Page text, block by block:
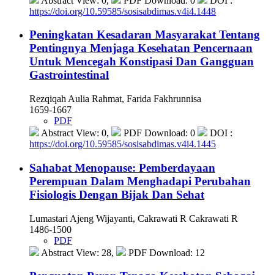
https://doi.org/10.59585/sosisabdimas.v4i4.1448
Peningkatan Kesadaran Masyarakat Tentang
Pentingnya Menjaga Kesehatan Pencernaan
Untuk Mencegah Konstipasi Dan Gangguan
Gastrointestinal
Rezqiqah Aulia Rahmat, Farida Fakhrunnisa
1659-1667
PDF
Abstract View: 0,
PDF Download: 0
DOI :
https://doi.org/10.59585/sosisabdimas.v4i4.1445
Sahabat Menopause: Pemberdayaan
Perempuan Dalam Menghadapi Perubahan
Fisiologis Dengan Bijak Dan Sehat
Lumastari Ajeng Wijayanti, Cakrawati R Cakrawati R
1486-1500
PDF
Abstract View: 28,
PDF Download: 12